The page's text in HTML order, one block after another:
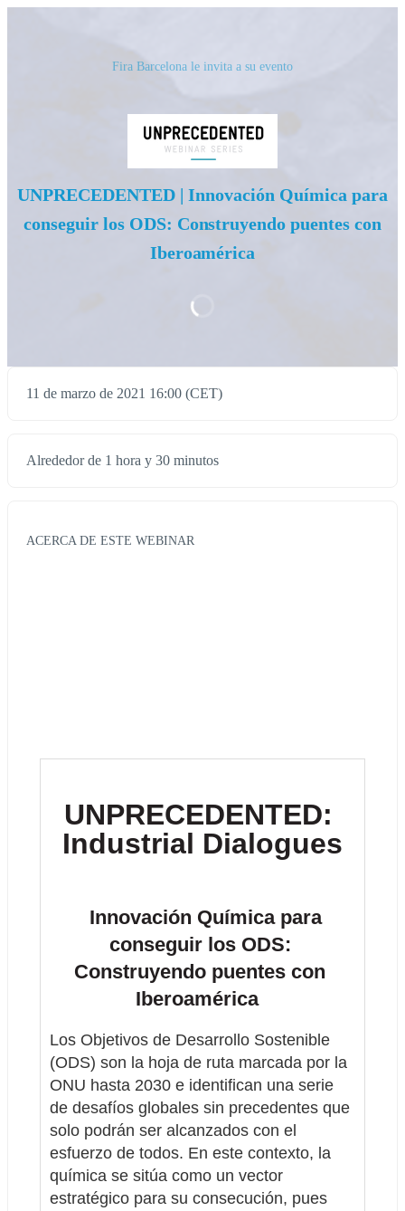
Fira Barcelona le invita a su evento
UNPRECEDENTED | Innovación Química para
conseguir los ODS: Construyendo puentes con
Iberoamérica
11 de marzo de 2021 16:00 (CET)
Alrededor de 1 hora y 30 minutos
ACERCA DE ESTE WEBINAR
UNPRECEDENTED:
Industrial Dialogues
Innovación Química para
conseguir los ODS:
Construyendo puentes con
Iberoamérica
Los Objetivos de Desarrollo Sostenible
(ODS) son la hoja de ruta marcada por la
ONU hasta 2030 e identifican una serie
de desafíos globales sin precedentes que
solo podrán ser alcanzados con el
esfuerzo de todos. En este contexto, la
química se sitúa como un vector
estratégico para su consecución, pues